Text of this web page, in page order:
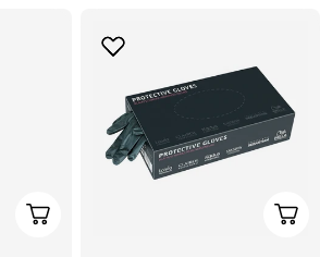
Choisissez Les Options